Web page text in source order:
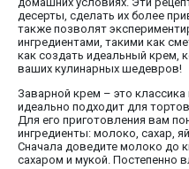
десерты, сделать их более
также позволят
ингредиентами, такими как
как создать идеальный крем,
ваших кулинарных шедевров!
Заварной крем – это классика
идеально подходит для
Для его приготовления вам
ингредиенты: молоко, сахар,
Сначала доведите молоко до
сахаром и мукой. Постепенно